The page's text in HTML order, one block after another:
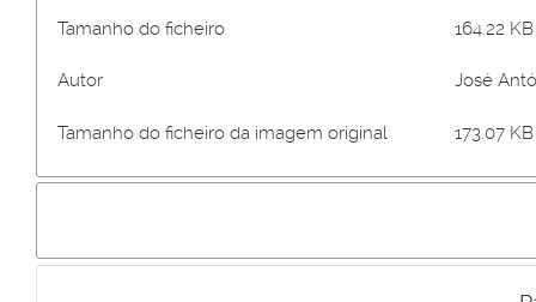
Tamanho do ficheiro 164.22
Autor José
Tamanho do ficheiro da imagem original 173.07